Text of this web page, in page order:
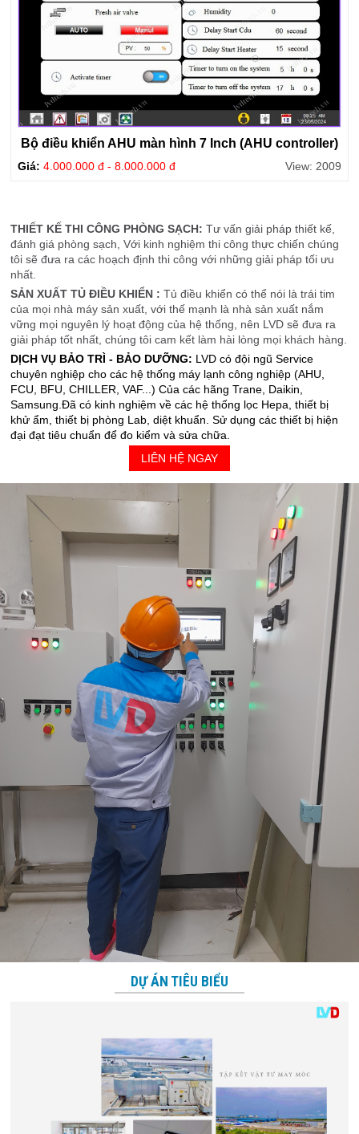
Bộ điều khiển AHU màn hình 7 Inch (AHU controller)
Giá: 4.000.000 đ - 8.000.000 đ View: 2009
THIẾT KẾ THI CÔNG PHÒNG SẠCH:Tư vấn giải pháp thiết kế,
đánh giá phòng sạch, Với kinh nghiệm thi công thực chiến chúng
tôi sẽ đưa ra các hoạch định thi công với những giải pháp tối ưu
nhất.
SẢN XUẤT TỦ ĐIỀU KHIỂN :Tủ điều khiển có thể nói là trái tim
của mọi nhà máy sản xuất, với thế mạnh là nhà sản xuất nắm
vững mọi nguyên lý hoạt động của hệ thống, nên LVD sẽ đưa ra
giải pháp tốt nhất, chúng tôi cam kết làm hài lòng mọi khách hàng.
DỊCH VỤ BẢO TRÌ - BẢO DƯỠNG: LVD có đội ngũ Service
chuyên nghiệp cho các hệ thống máy lạnh công nghiệp (AHU,
FCU, BFU, CHILLER, VAF...) Của các hãng Trane, Daikin,
Samsung.Đã có kinh nghiệm về các hệ thống lọc Hepa, thiết bị
khử ẩm, thiết bị phòng Lab, diệt khuẩn. Sử dụng các thiết bị hiện
đại đạt tiêu chuẩn để đo kiểm và sửa chữa.
LIÊN HỆ NGAY
DỰ ÁN TIÊU BIỂU